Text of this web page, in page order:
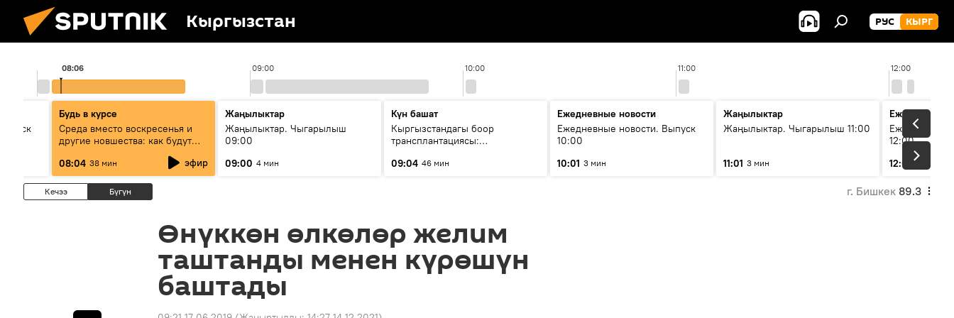
Кыргызстан РУС КЫРГ
09:00 10:00 11:00 12:00
08:06
Будь в курсе
Среда вместо воскресенья и
другие новшества: как будут
проходить выборы в КР?
08:04 38 мин эфир
Жаңылыктар
Жаңылыктар. Чыгарылыш
09:00
09:00 4 мин
Күн башат
Кыргызстандагы боор
трансплантациясы:
келечеги
09:04 46 мин
Ежедневные новости
Ежедневные новости. Выпуск
10:00
10:01 3 мин
Жаңылыктар
Жаңылыктар. Чыгарылыш 11:00
11:01 3 мин
Ежедневные
Ежедневные
12:00
12:01
3 мин
Кечээ Бүгүн г. Бишкек 89.3
Өнүккөн өлкөлөр желим
таштанды менен күрөшүн
баштады